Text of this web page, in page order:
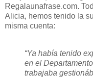
Regalaunafrase.com.
Alicia, hemos tenido la
misma cuenta:
“Ya había tenido
en el
trabajaba